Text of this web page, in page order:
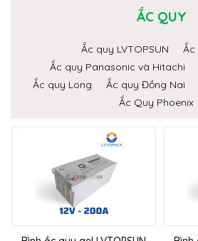
ẮC QUY
Ắc quy LVTOPSUN
Ắc
Ắc quy Panasonic và Hitachi
Ắc quy Long
Ắc quy Đồng Nai
Ắc Quy Phoenix